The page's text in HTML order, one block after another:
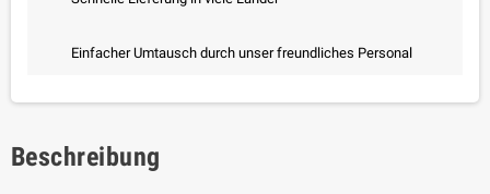
Einfacher Umtausch durch unser freundliches Personal
Beschreibung